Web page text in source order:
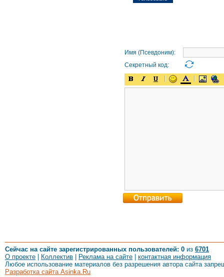
Имя (Псевдоним):
Секретный код:
Сейчас на сайте зарегистрированных пользователей: 0 из 6701
О проекте
Коллектив Реклама на сайте
контактная информация
Любое использование материалов без разрешения автора сайта
Разработка сайта Asinka.Ru